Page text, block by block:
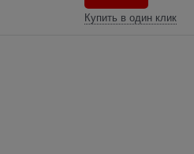
Купить в один клик